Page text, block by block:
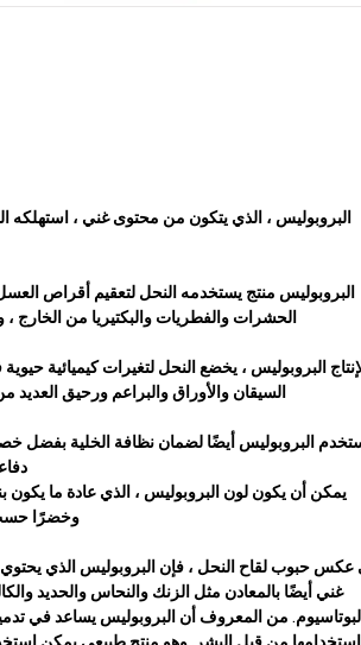
البروبوليس ، الذي يتكون من محتوى غني ، استهلكه
البروبوليس منتج يستخدمه النحل لتعقيم أقراص
الحشرات والفطريات والبكتيريا من الخارج
البروبوليس ، يخضع النحل لتغيرات كيميائية
السيقان والأوراق والبراعم ورحيق العديد
البروبوليس أيضًا لضمان نظافة الخلية بفضل
يمكن أن يكون لون البروبوليس ، الذي عادة ما يكون
وخضرًا حسب
غني أيضًا بالمعادن مثل الزنك والنحاس والحديد
من المعروف أن البروبوليس يساعد في